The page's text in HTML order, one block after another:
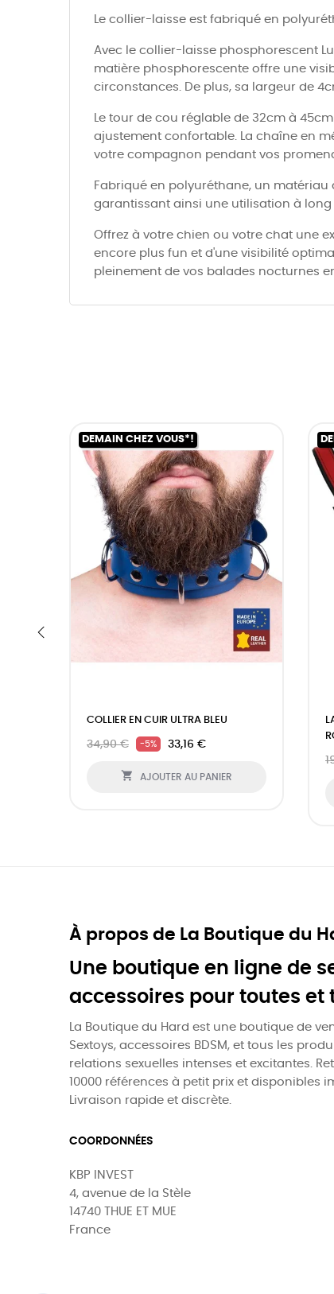
Le collier-laisse est fabriqué en
Avec le collier-laisse phosphorescent
matière phosphorescente offre une
circonstances. De plus, sa largeur de
Le tour de cou réglable de 32cm à
ajustement confortable. La chaîne en
votre compagnon pendant vos
Fabriqué en polyuréthane, un
garantissant ainsi une utilisation à
Offrez à votre chien ou votre chat une
encore plus fun et d'une visibilité
pleinement de vos balades nocturnes
DEMAIN CHEZ VOUS*!
COLLIER EN CUIR ULTRA BLEU
34,90 € -5% 33,16 €
 AJOUTER AU PANIER
À propos de La Boutique du
Une boutique en ligne de
accessoires pour toutes et
La Boutique du Hard est une boutique de
Sextoys, accessoires BDSM, et tous les
relations sexuelles intenses et excitantes.
10000 références à petit prix et disponibles
Livraison rapide et discrète.
COORDONNÉES
KBP INVEST
4, avenue de la Stèle
14740 THUE ET MUE
France